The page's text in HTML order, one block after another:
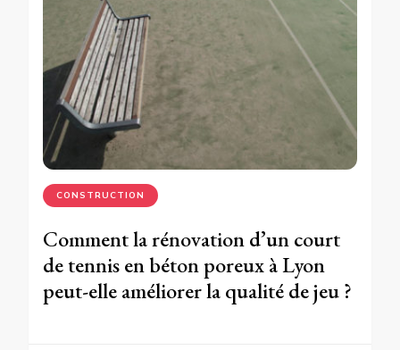
CONSTRUCTION
Comment la rénovation d’un court
de tennis en béton poreux à Lyon
peut-elle améliorer la qualité de jeu ?